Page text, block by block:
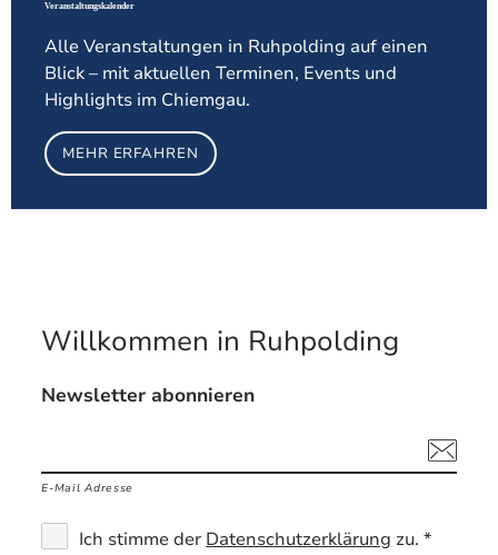
Veranstaltungskalender
Alle Veranstaltungen in Ruhpolding auf einen
Blick – mit aktuellen Terminen, Events und
Highlights im Chiemgau.
MEHR ERFAHREN
Willkommen in Ruhpolding
Newsletter abonnieren
E-Mail Adresse
Ich stimme derDatenschutzerklärungzu. *